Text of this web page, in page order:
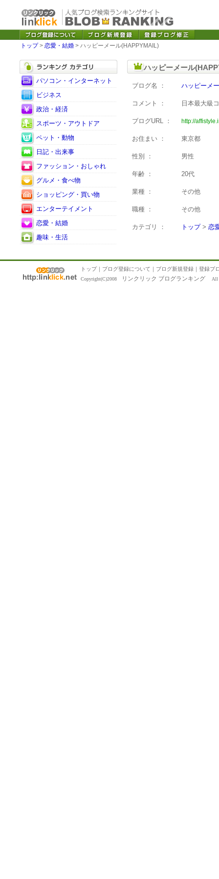
トップ> 恋愛・結婚 > ハッピーメール(HAPPYMAIL)
パソコン・インターネット
ビジネス
政治・経済
スポーツ・アウトドア
ペット・動物
日記・出来事
ファッション・おしゃれ
グルメ・食べ物
ショッピング・買い物
エンターテイメント
恋愛・結婚
趣味・生活
ハッピーメール
ブログ名 ： ハッピーメ
コメント ： 日本最大級
ブログURL ： http://
お住まい ： 東京都
性別 ： 男性
年齢 ： 20代
業種 ： その他
職種 ： その他
カテゴリ ： トップ> 恋
トップ｜ ブログ登録について ｜ ブログ新規登録 ｜ 登録ブ
Copyright(C)2008 リンクリック ブログランキング All